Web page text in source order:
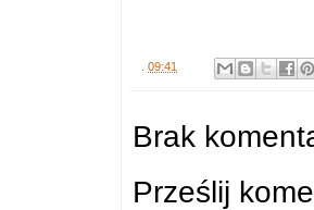
. 09:41
Brak
Prześlij